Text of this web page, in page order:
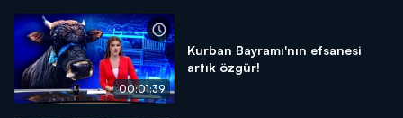
00:01:39
Kurban Bayramı'nın efsanesi
artık özgür!